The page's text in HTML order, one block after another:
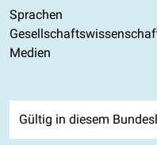
Sprachen
Medien
Gültig in diesem